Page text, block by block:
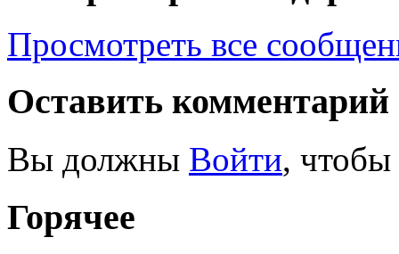
Просмотреть все
Оставить комментарий
Вы должны Войти, чтобы
Горячее